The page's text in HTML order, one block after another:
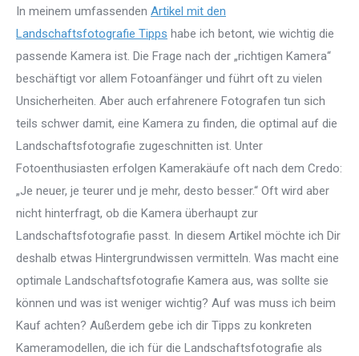
In meinem umfassenden Artikel mit den
Landschaftsfotografie Tipps habe ich betont, wie wichtig die
passende Kamera ist. Die Frage nach der „richtigen Kamera“
beschäftigt vor allem Fotoanfänger und führt oft zu vielen
Unsicherheiten. Aber auch erfahrenere Fotografen tun sich
teils schwer damit, eine Kamera zu finden, die optimal auf die
Landschaftsfotografie zugeschnitten ist. Unter
Fotoenthusiasten erfolgen Kamerakäufe oft nach dem Credo:
„Je neuer, je teurer und je mehr, desto besser.“ Oft wird aber
nicht hinterfragt, ob die Kamera überhaupt zur
Landschaftsfotografie passt. In diesem Artikel möchte ich Dir
deshalb etwas Hintergrundwissen vermitteln. Was macht eine
optimale Landschaftsfotografie Kamera aus, was sollte sie
können und was ist weniger wichtig? Auf was muss ich beim
Kauf achten? Außerdem gebe ich dir Tipps zu konkreten
Kameramodellen, die ich für die Landschaftsfotografie als